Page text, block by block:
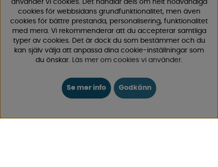
KUNDTJÄNST
Telefontid vardagar 10:30-15:00
Telefon stängd mellan 12:00-13:00
Vi svarar alltid inom 24 h på vardagar.
Registrera din retur
använder vi cookies. Det handlar dels om helt nödvändiga
cookies för webbsidans grundfunktionalitet, men även
cookies för bättre prestanda, personalisering, funktionalitet
med mera. Vi rekommenderar att du accepterar samtliga
typer av cookies. Det är dock du som bestämmer och du
kan själv välja att anpassa dina cookie-inställningar som
du önskar. Läs mer om cookies vi använder.
Se mer info Godkänn